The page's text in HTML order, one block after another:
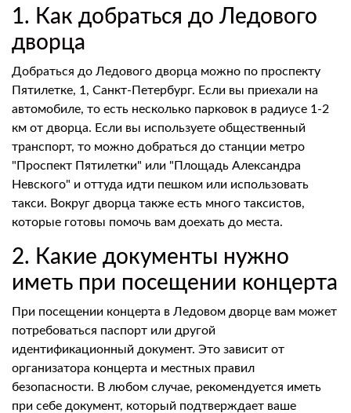
1. Как добраться до Ледового
дворца
Добраться до Ледового дворца можно по проспекту
Пятилетке, 1, Санкт-Петербург. Если вы приехали на
автомобиле, то есть несколько парковок в радиусе 1-2
км от дворца. Если вы используете общественный
транспорт, то можно добраться до станции метро
"Проспект Пятилетки" или "Площадь Александра
Невского" и оттуда идти пешком или использовать
такси. Вокруг дворца также есть много таксистов,
которые готовы помочь вам доехать до места.
2. Какие документы нужно
иметь при посещении концерта
При посещении концерта в Ледовом дворце вам может
потребоваться паспорт или другой
идентификационный документ. Это зависит от
организатора концерта и местных правил
безопасности. В любом случае, рекомендуется иметь
при себе документ, который подтверждает ваше